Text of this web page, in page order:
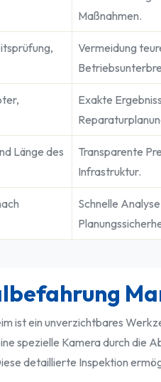
Maßnahmen.
Vermeidung
Exakte
Länge des
Transparente
Infrastruktur.
Schnelle
ist ein unverzichtbares
spezielle Kamera durch die
detaillierte Inspektion